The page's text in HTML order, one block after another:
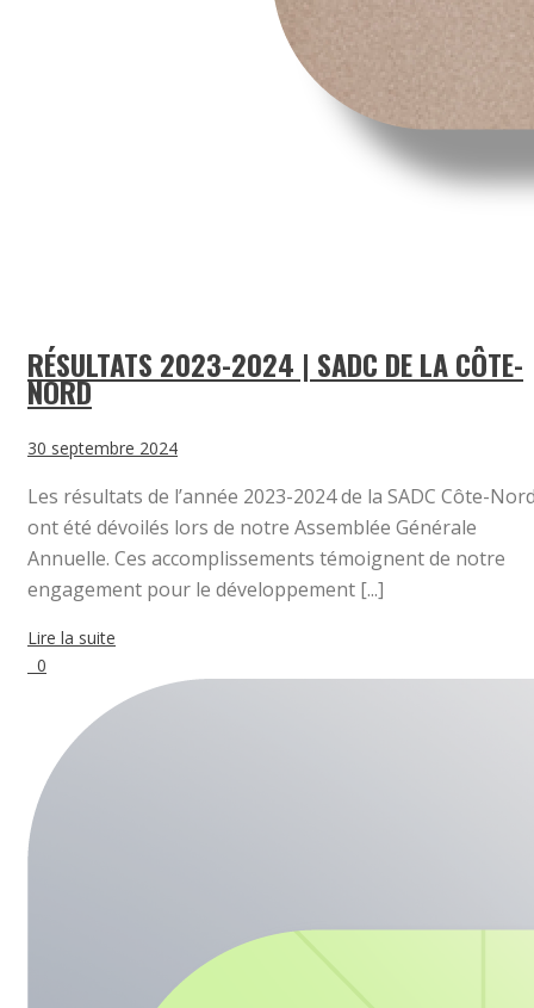
RÉSULTATS 2023-2024 | SADC DE LA CÔTE-
NORD
30 septembre 2024
Les résultats de l’année 2023-2024 de la SADC Côte-
ont été dévoilés lors de notre Assemblée Générale
Annuelle. Ces accomplissements témoignent de notre
engagement pour le développement [...]
Lire la suite
0